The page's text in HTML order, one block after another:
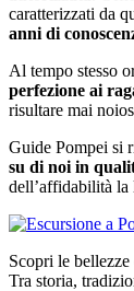
caratterizzati da
anni di
Al tempo stesso
perfezione ai
risultare mai
Guide Pompei si
su di noi in
dell’affidabilità
Scopri le
Tra storia,